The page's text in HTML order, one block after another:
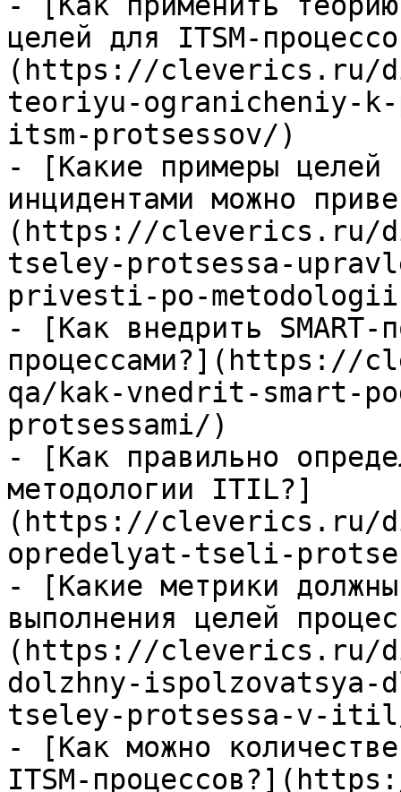
целей для ITSM-
(https://cleverics.ru/
teoriyu-ogranicheniy-
itsm-protsessov/)
- [Какие примеры целей
инцидентами можно
(https://cleverics.ru/
tseley-protsessa-
privesti-po-
- [Как внедрить SMART-
qa/kak-vnedrit-smart-
protsessami/)
- [Как правильно
методологии ITIL?]
(https://cleverics.ru/
opredelyat-tseli-
- [Какие метрики
выполнения целей
(https://cleverics.ru/
dolzhny-ispolzovatsya-
tseley-protsessa-v-
- [Как можно
ITSM-